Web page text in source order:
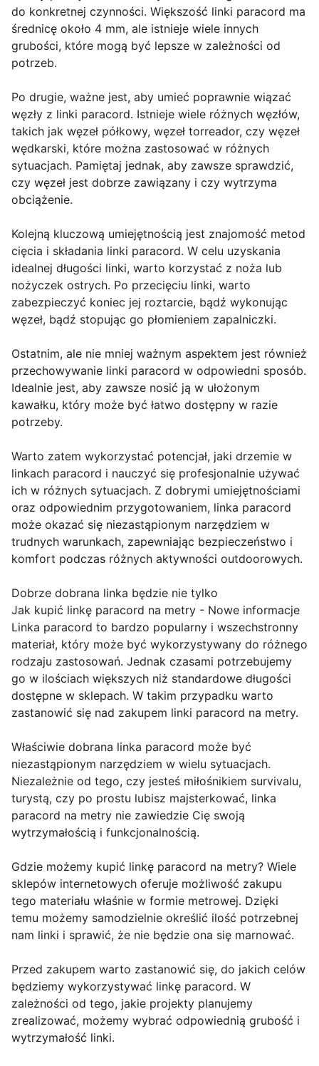
do konkretnej czynności. Większość linki paracord ma
średnicę około 4 mm, ale istnieje wiele innych
grubości, które mogą być lepsze w zależności od
potrzeb.
Po drugie, ważne jest, aby umieć poprawnie wiązać
węzły z linki paracord. Istnieje wiele różnych węzłów,
takich jak węzeł półkowy, węzeł torreador, czy węzeł
wędkarski, które można zastosować w różnych
sytuacjach. Pamiętaj jednak, aby zawsze sprawdzić,
czy węzeł jest dobrze zawiązany i czy wytrzyma
obciążenie.
Kolejną kluczową umiejętnością jest znajomość metod
cięcia i składania linki paracord. W celu uzyskania
idealnej długości linki, warto korzystać z noża lub
nożyczek ostrych. Po przecięciu linki, warto
zabezpieczyć koniec jej roztarcie, bądź wykonując
węzeł, bądź stopując go płomieniem zapalniczki.
Ostatnim, ale nie mniej ważnym aspektem jest również
przechowywanie linki paracord w odpowiedni sposób.
Idealnie jest, aby zawsze nosić ją w ułożonym
kawałku, który może być łatwo dostępny w razie
potrzeby.
Warto zatem wykorzystać potencjał, jaki drzemie w
linkach paracord i nauczyć się profesjonalnie używać
ich w różnych sytuacjach. Z dobrymi umiejętnościami
oraz odpowiednim przygotowaniem, linka paracord
może okazać się niezastąpionym narzędziem w
trudnych warunkach, zapewniając bezpieczeństwo i
komfort podczas różnych aktywności outdoorowych.
Dobrze dobrana linka będzie nie tylko
Jak kupić linkę paracord na metry - Nowe informacje
Linka paracord to bardzo popularny i wszechstronny
materiał, który może być wykorzystywany do różnego
rodzaju zastosowań. Jednak czasami potrzebujemy
go w ilościach większych niż standardowe długości
dostępne w sklepach. W takim przypadku warto
zastanowić się nad zakupem linki paracord na metry.
Właściwie dobrana linka paracord może być
niezastąpionym narzędziem w wielu sytuacjach.
Niezależnie od tego, czy jesteś miłośnikiem survivalu,
turystą, czy po prostu lubisz majsterkować, linka
paracord na metry nie zawiedzie Cię swoją
wytrzymałością i funkcjonalnością.
Gdzie możemy kupić linkę paracord na metry? Wiele
sklepów internetowych oferuje możliwość zakupu
tego materiału właśnie w formie metrowej. Dzięki
temu możemy samodzielnie określić ilość potrzebnej
nam linki i sprawić, że nie będzie ona się marnować.
Przed zakupem warto zastanowić się, do jakich celów
będziemy wykorzystywać linkę paracord. W
zależności od tego, jakie projekty planujemy
zrealizować, możemy wybrać odpowiednią grubość i
wytrzymałość linki.